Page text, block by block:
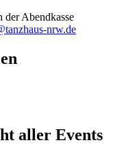
Abendkasse
nrw.de
aller Events